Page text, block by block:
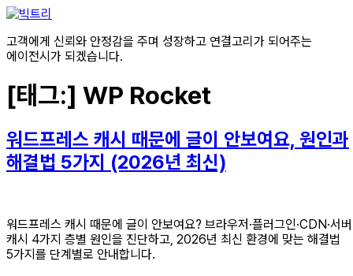
콘텐츠로
고객에게 신뢰와 안정감을 주며 성장하고 연결고리가 되어주는
에이전시가 되겠습니다.
[태그:] WP Rocket
워드프레스 캐시 때문에 글이 안보여요, 원인과
해결법 5가지 (2026년 최신)
워드프레스 캐시 때문에 글이 안보여요? 브라우저·플러그인·CDN·서버
캐시 4가지 층별 원인을 진단하고, 2026년 최신 환경에 맞는 해결법
5가지를 단계별로 안내합니다.